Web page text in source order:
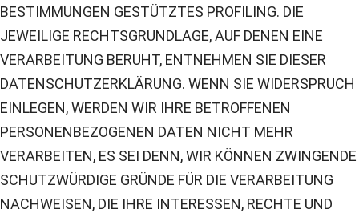
BESTIMMUNGEN GESTÜTZTES PROFILING. DIE
JEWEILIGE RECHTSGRUNDLAGE, AUF DENEN EINE
VERARBEITUNG BERUHT, ENTNEHMEN SIE DIESER
DATENSCHUTZERKLÄRUNG. WENN SIE WIDERSPRUCH
EINLEGEN, WERDEN WIR IHRE BETROFFENEN
PERSONENBEZOGENEN DATEN NICHT MEHR
VERARBEITEN, ES SEI DENN, WIR KÖNNEN ZWINGENDE
SCHUTZWÜRDIGE GRÜNDE FÜR DIE VERARBEITUNG
NACHWEISEN, DIE IHRE INTERESSEN, RECHTE UND